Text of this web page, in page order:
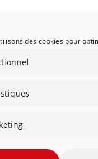
des cookies pour